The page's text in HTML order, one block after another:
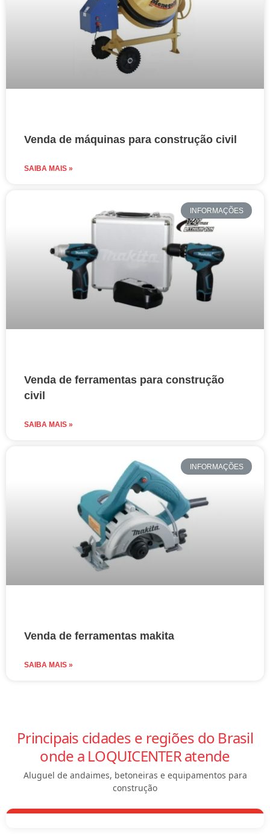
Venda de máquinas para construção civil
SAIBA MAIS »
INFORMAÇÕES
Venda de ferramentas para construção
civil
SAIBA MAIS »
INFORMAÇÕES
Venda de ferramentas makita
SAIBA MAIS »
Principais cidades e regiões do Brasil
onde a LOQUICENTER atende
Aluguel de andaimes, betoneiras e equipamentos para
construção